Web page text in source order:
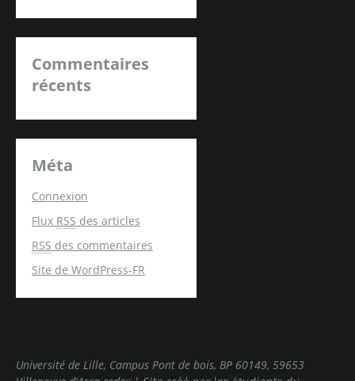
Commentaires
récents
Méta
Connexion
Flux RSS des articles
RSS des commentaires
Site de WordPress-FR
Université de Lille, Campus Pont de bois, BP 60149, 59653